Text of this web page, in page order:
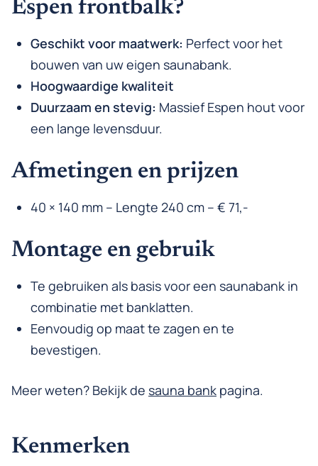
Espen frontbalk?
Geschikt voor maatwerk: Perfect voor het
bouwen van uw eigen saunabank.
Hoogwaardige kwaliteit
Duurzaam en stevig: Massief Espen hout voor
een lange levensduur.
Afmetingen en prijzen
40 × 140 mm – Lengte 240 cm – € 71,-
Montage en gebruik
Te gebruiken als basis voor een saunabank in
combinatie met banklatten.
Eenvoudig op maat te zagen en te
bevestigen.
Meer weten? Bekijk de sauna bank pagina.
Kenmerken